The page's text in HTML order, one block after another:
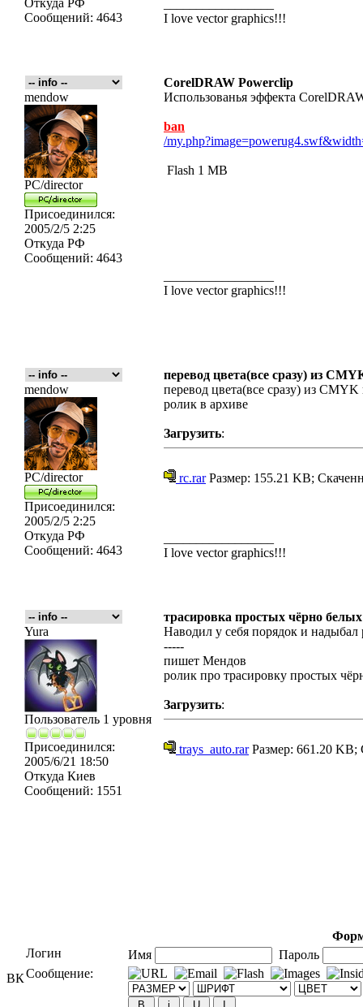
ВК
Откуда РФ
Сообщений: 4643
I love vector graphics!!!
CorelDRAW Powerclip
mendow
PC/director
Присоединился:
2005/2/5 2:25
Откуда РФ
Сообщений: 4643
Использованья эффекта
ban
/
Flash 1 MB
I love vector graphics!!!
перевод цвета(все сразу) из
mendow
PC/director
Присоединился:
2005/2/5 2:25
Откуда РФ
Сообщений: 4643
перевод цвета(все сразу) из
ролик в архиве
Загрузить:
rc.rarРазмер: 155.21 KB;
I love vector graphics!!!
трасировка простых чёрно
Yura
Пользователь 1 уровня
Присоединился:
2005/6/21 18:50
Откуда Киев
Сообщений: 1551
Наводил у себя порядок и
-----
пишет Мендов
ролик про трасировку простых
Загрузить:
trays_auto.rarРазмер: 661.20 KB;
Логин
Имя
Пароль
Сообщение: